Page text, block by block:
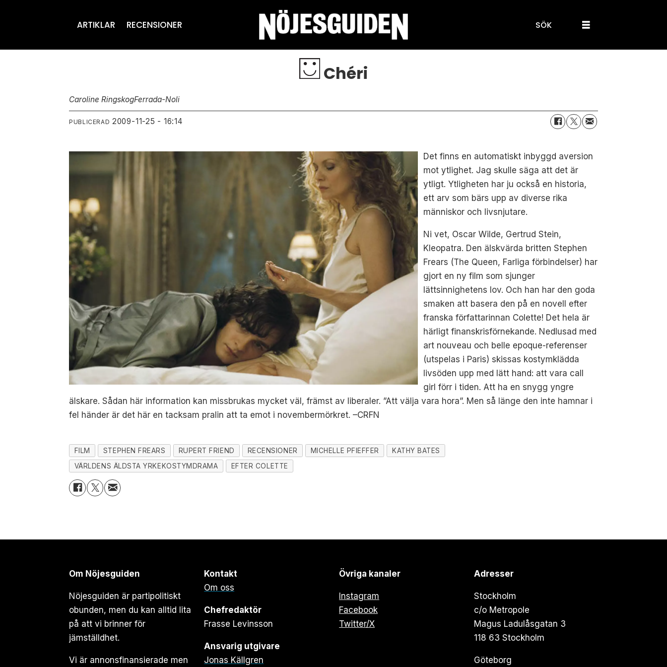
ARTIKLAR RECENSIONER SÖK
Chéri
Caroline RingskogFerrada-Noli
PUBLICERAD 2009-11-25 - 16:14
Det finns en automatiskt inbyggd aversion
mot ytlighet. Jag skulle säga att det är
ytligt. Ytligheten har ju också en historia,
ett arv som bärs upp av diverse rika
människor och livsnjutare.
Ni vet, Oscar Wilde, Gertrud Stein,
Kleopatra. Den älskvärda britten Stephen
Frears (The Queen, Farliga förbindelser) har
gjort en ny film som sjunger
lättsinnighetens lov. Och han har den goda
smaken att basera den på en novell efter
franska författarinnan Colette! Det hela är
härligt finanskrisförnekande. Nedlusad med
art nouveau och belle epoque-referenser
(utspelas i Paris) skissas kostymklädda
livsöden upp med lätt hand: att vara call
girl förr i tiden. Att ha en snygg yngre
älskare. Sådan här information kan missbrukas mycket väl, främst av liberaler. ”Att välja vara hora”. Men så länge den inte hamnar i
fel händer är det här en tacksam pralin att ta emot i novembermörkret. –CRFN
FILM STEPHEN FREARS RUPERT FRIEND RECENSIONER MICHELLE PFIEFFER
KATHY BATES
VÄRLDENS ÄLDSTA YRKEKOSTYMDRAMA
EFTER COLETTE
Om Nöjesguiden
Nöjesguiden är partipolitiskt
obunden, men du kan alltid lita
på att vi brinner för
jämställdhet.
Vi är annonsfinansierade men
Kontakt
Om oss
Chefredaktör
Frasse Levinsson
Ansvarig utgivare
Jonas Källgren
Övriga kanaler
Instagram
Facebook
Twitter/X
Adresser
Stockholm
c/o Metropole
Magus Ladulåsgatan 3
118 63 Stockholm
Göteborg